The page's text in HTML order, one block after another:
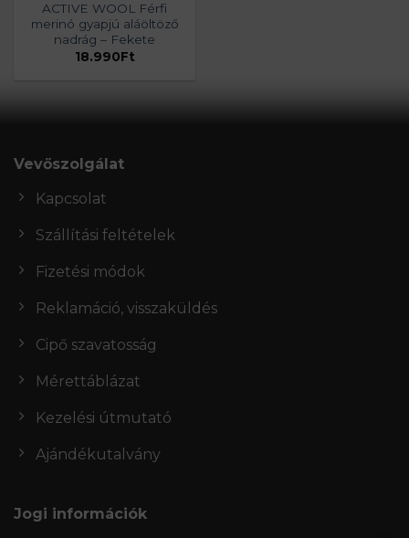
ACTIVE WOOL Férfi
merinó gyapjú aláöltöző
nadrág – Fekete
18.990Ft
Vevőszolgálat
Kapcsolat
Szállítási feltételek
Fizetési módok
Reklamáció, visszaküldés
Cipő szavatosság
Mérettáblázat
Kezelési útmutató
Ajándékutalvány
Jogi információk